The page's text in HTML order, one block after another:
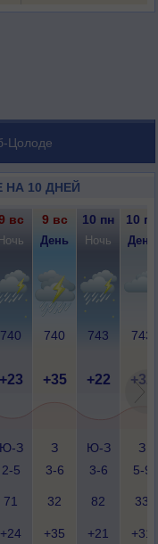
Цолоде
10 ДНЕЙ
вс 9 вс 10 пн 10 пн
Ночь День Ночь День
740 740 743 743
+23 +35 +22 +32
Ю-З
2-5
З
3-6
Ю-З
3-6
З
5-9
71 32 82 33
+24 +35 +21 +31